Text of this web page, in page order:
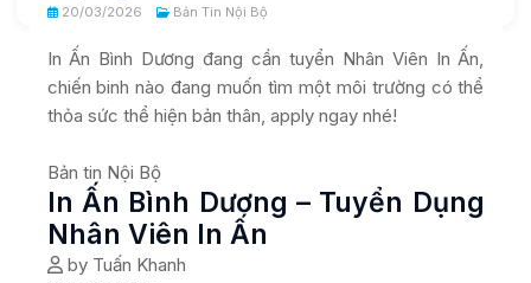
20/03/2026 Bản Tin Nội Bộ
In Ấn Bình Dương đang cần tuyển Nhân Viên In Ấn,
chiến binh nào đang muốn tìm một môi trường có thể
thỏa sức thể hiện bản thân, apply ngay nhé!
Bản tin Nội Bộ
In Ấn Bình Dương – Tuyển Dụng
Nhân Viên In Ấn
by Tuấn Khanh